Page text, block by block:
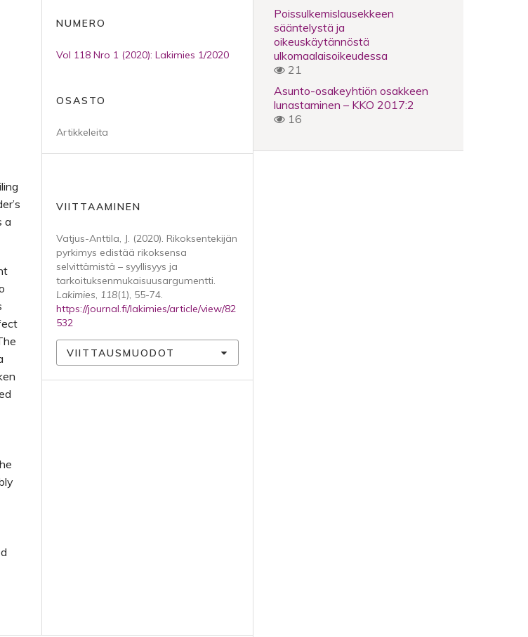
a
NUMERO
Vol 118 Nro 1 (2020): Lakimies 1/2020
OSASTO
Artikkeleita
VIITTAAMINEN
Vatjus-Anttila, J. (2020). Rikoksentekijän
pyrkimys edistää rikoksensa
selvittämistä – syyllisyys ja
tarkoituksenmukaisuusargumentti.
Lakimies, 118(1), 55-74.
https://journal.fi/lakimies/article/view/82
532
VIITTAUSMUODOT
Poissulkemislausekkeen
sääntelystä ja
oikeuskäytännöstä
ulkomaalaisoikeudessa
21
Asunto-osakeyhtiön osakkeen
lunastaminen – KKO 2017:2
16